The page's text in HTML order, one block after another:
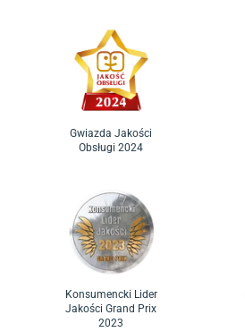
Gwiazda Jakości
Obsługi 2024
Konsumencki Lider
Jakości Grand Prix
2023